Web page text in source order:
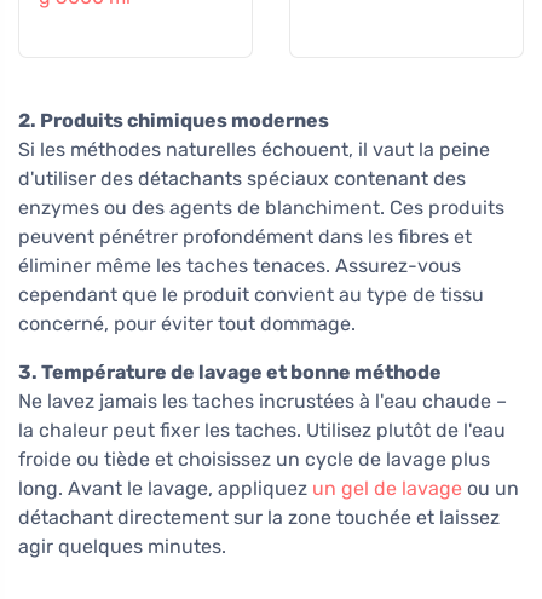
2. Produits chimiques modernes
Si les méthodes naturelles échouent, il vaut la peine
d'utiliser des détachants spéciaux contenant des
enzymes ou des agents de blanchiment. Ces produits
peuvent pénétrer profondément dans les fibres et
éliminer même les taches tenaces. Assurez-vous
cependant que le produit convient au type de tissu
concerné, pour éviter tout dommage.
3. Température de lavage et bonne méthode
Ne lavez jamais les taches incrustées à l'eau chaude –
la chaleur peut fixer les taches. Utilisez plutôt de l'eau
froide ou tiède et choisissez un cycle de lavage plus
long. Avant le lavage, appliquez un gel de lavage ou un
détachant directement sur la zone touchée et laissez
agir quelques minutes.